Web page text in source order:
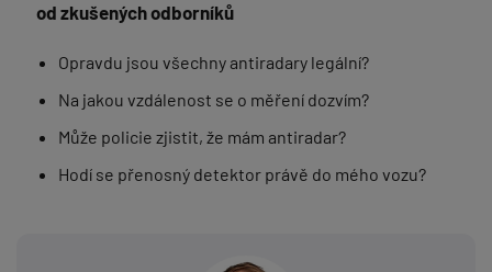
od zkušených odborníků
Opravdu jsou všechny antiradary legální?
Na jakou vzdálenost se o měření dozvím?
Může policie zjistit, že mám antiradar?
Hodí se přenosný detektor právě do mého vozu?